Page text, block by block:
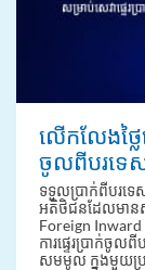
លើកលែងថ្លៃ
ចូលពីបរទេ
ទទួលប្រាក់ពីបរទេ
អតិថិជនដែលមានសិ
Foreign Inward
ការផ្ទេរប្រាក់ចូ
សមមូល ក្នុងមួយប្រ